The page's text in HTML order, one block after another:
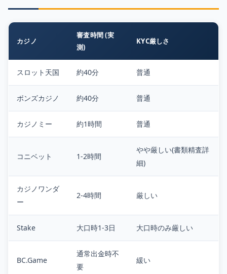
カジノ
審査時間 (実
測)
KYC厳しさ
スロット天国 約40分 普通
ボンズカジノ 約40分 普通
カジノミー 約1時間 普通
コニベット 1-2時間
やや厳しい(書類精査詳
細)
カジノワンダ
ー
2-4時間 厳しい
Stake 大口時1-3日 大口時のみ厳しい
BC.Game
通常出金時不
要
緩い